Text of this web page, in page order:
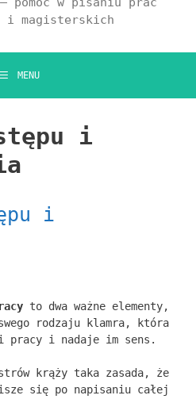
i magisterskich
MENU
i
i
to dwa ważne elementy,
rodzaju klamra, która
pracy i nadaje im sens.
krąży taka zasada, że
się po napisaniu całej